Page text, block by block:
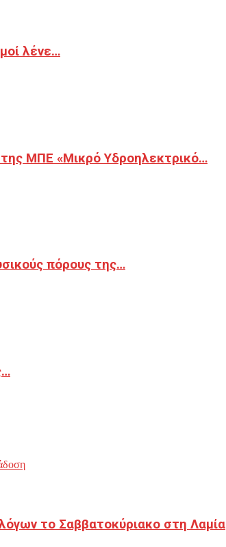
λένε…
ΜΠΕ «Μικρό Υδροηλεκτρικό…
πόρους της…
το Σαββατοκύριακο στη Λαμία